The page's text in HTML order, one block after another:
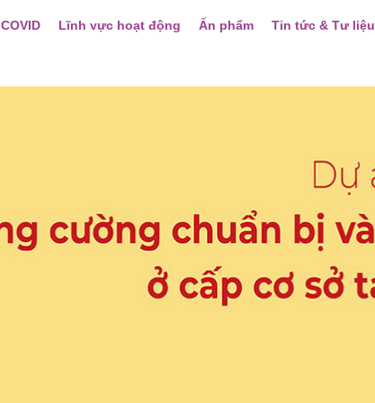
Lĩnh vực hoạt động Ấn phẩm Tin tức & Tư liệu